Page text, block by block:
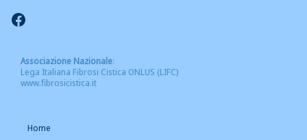
Seguici su Facebook
Associazione Nazionale:
Lega Italiana Fibrosi Cistica ONLUS (LIFC)
www.fibrosicistica.it
Home